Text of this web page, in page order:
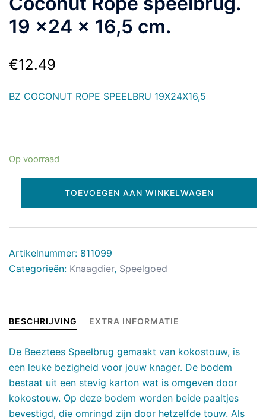
19 x24 x 16,5 cm.
€12.49
BZ COCONUT ROPE SPEELBRU 19X24X16,5
Op voorraad
TOEVOEGEN AAN WINKELWAGEN
Artikelnummer: 811099
Categorieën: Knaagdier, Speelgoed
BESCHRIJVING EXTRA INFORMATIE
De Beeztees Speelbrug gemaakt van kokostouw, is
een leuke bezigheid voor jouw knager. De bodem
bestaat uit een stevig karton wat is omgeven door
kokostouw. Op deze bodem worden beide paaltjes
bevestigd, die omringd zijn door hetzelfde touw. Als